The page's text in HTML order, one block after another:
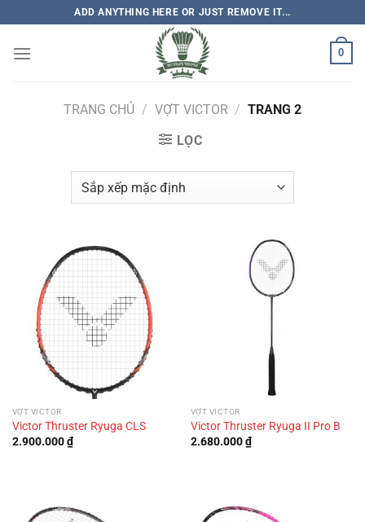
qua
nội
ADD ANYTHING HERE OR JUST REMOVE IT...
0
TRANG CHỦ / VỢT VICTOR / TRANG 2
LỌC
VỢT VICTOR
Victor Thruster Ryuga CLS
2.900.000₫
VỢT VICTOR
Victor Thruster Ryuga II Pro B
2.680.000₫